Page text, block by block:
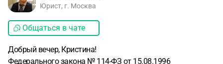
Юрист, г. Москва
Общаться в чате
Добрый вечер, Кристина!
Федерального закона № 114-ФЗ от 15.08.1996